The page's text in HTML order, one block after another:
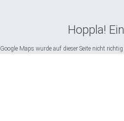
Hoppla!
Google Maps wurde auf dieser Seite nicht